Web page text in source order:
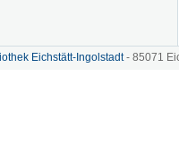
Eichstätt-Ingolstadt- 85071